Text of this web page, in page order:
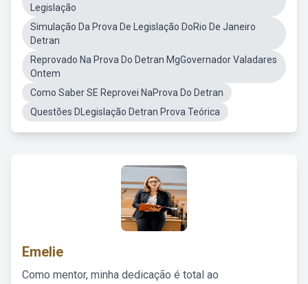
Legislação
Simulação Da Prova De Legislação DoRio De Janeiro
Detran
Reprovado Na Prova Do Detran MgGovernador Valadares
Ontem
Como Saber SE Reprovei NaProva Do Detran
Questões DLegislação Detran Prova Teórica
Emelie
Como mentor, minha dedicação é total ao